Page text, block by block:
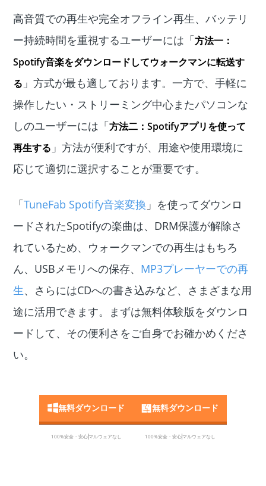
高音質での再生や完全オフライン再生、バッテリ
ー持続時間を重視するユーザーには「方法一：
Spotify音楽をダウンロードしてウォークマンに転送す
る 」方式が最も適しております。一方で、手軽に
操作したい・ストリーミング中心またパソコンな
しのユーザーには「方法二：Spotifyアプリを使って
再生する 」方法が便利ですが、用途や使用環境に
応じて適切に選択することが重要です。
「TuneFab Spotify音楽変換 」を使ってダウンロ
ードされたSpotifyの楽曲は、DRM保護が解除さ
れているため、ウォークマンでの再生はもちろ
ん、USBメモリへの保存、 MP3プレーヤーでの再
生、さらにはCDへの書き込みなど、さまざまな用
途に活用できます。まずは無料体験版をダウンロ
ードして、その便利さをご自身でお確かめくださ
い。
無料ダウンロード
100%安全・安心マルウェアなし
無料ダウンロード
100%安全・安心マルウェアなし